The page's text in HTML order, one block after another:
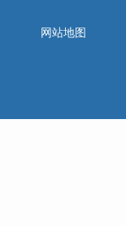
网站地图